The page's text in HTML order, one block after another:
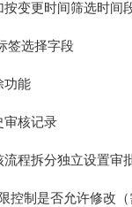
按变更时间筛选时间
签选择字段
功能
审核记录
程拆分独立设置审
控制是否允许修改（